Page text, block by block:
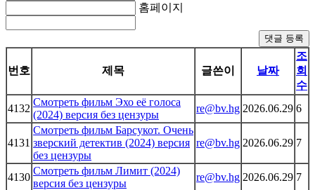
홈페이지
댓글 등록
번호 제목 글쓴이 날짜
조
회
수
4132
Смотреть фильм Эхо её голоса
(2024) версия без цензуры
re@bv.hg 2026.06.29 6
4131
Смотреть фильм Барсукот. Очень
зверский детектив (2024) версия
без цензуры
re@bv.hg 2026.06.29 7
4130
Смотреть фильм Лимит (2024)
версия без цензуры
re@bv.hg 2026.06.29 7